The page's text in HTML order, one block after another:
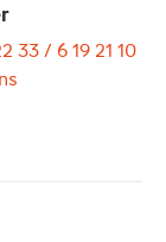
33 / 6 19 21 10